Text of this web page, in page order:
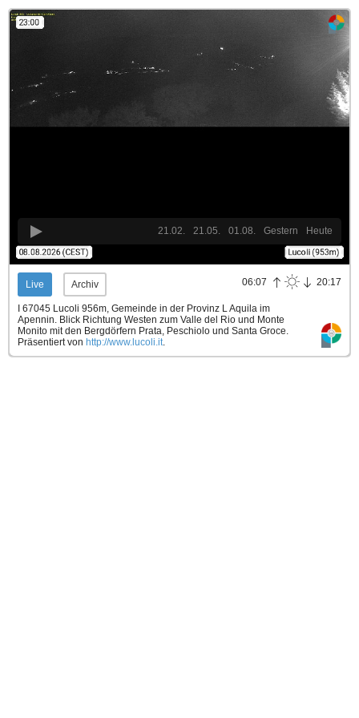
Heute
Gestern
01.08.
21.05.
21.02.
Live Archiv 06:07 20:17
I 67045 Lucoli 956m, Gemeinde in der Provinz L Aquila im
Apennin. Blick Richtung Westen zum Valle del Rio und Monte
Monito mit den Bergdörfern Prata, Peschiolo und Santa Groce.
Präsentiert von http://www.lucoli.it.